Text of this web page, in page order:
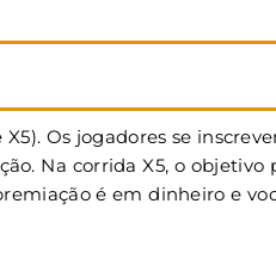
Os jogadores se
Na corrida X5, o objetivo
é em dinheiro e